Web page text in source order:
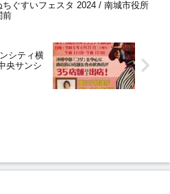
ちぐすいフェスタ 2024 / 南城市役所
前
シティ横
央サンシ